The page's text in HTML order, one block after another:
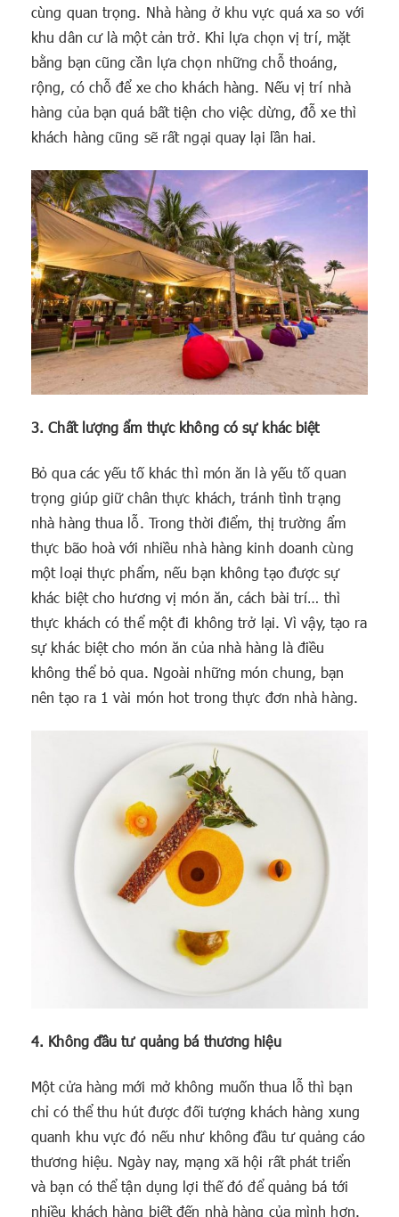
cùng quan trọng. Nhà hàng ở khu vực quá xa so với
khu dân cư là một cản trở. Khi lựa chọn vị trí, mặt
bằng bạn cũng cần lựa chọn những chỗ thoáng,
rộng, có chỗ để xe cho khách hàng. Nếu vị trí nhà
hàng của bạn quá bất tiện cho việc dừng, đỗ xe thì
khách hàng cũng sẽ rất ngại quay lại lần hai.
3. Chất lượng ẩm thực không có sự khác biệt
Bỏ qua các yếu tố khác thì món ăn là yếu tố quan
trọng giúp giữ chân thực khách, tránh tình trạng
nhà hàng thua lỗ. Trong thời điểm, thị trường ẩm
thực bão hoà với nhiều nhà hàng kinh doanh cùng
một loại thực phẩm, nếu bạn không tạo được sự
khác biệt cho hương vị món ăn, cách bài trí… thì
thực khách có thể một đi không trở lại. Vì vậy, tạo ra
sự khác biệt cho món ăn của nhà hàng là điều
không thể bỏ qua. Ngoài những món chung, bạn
nên tạo ra 1 vài món hot trong thực đơn nhà hàng.
4. Không đầu tư quảng bá thương hiệu
Một cửa hàng mới mở không muốn thua lỗ thì bạn
chỉ có thể thu hút được đối tượng khách hàng xung
quanh khu vực đó nếu như không đầu tư quảng cáo
thương hiệu. Ngày nay, mạng xã hội rất phát triển
và bạn có thể tận dụng lợi thế đó để quảng bá tới
nhiều khách hàng biết đến nhà hàng của mình hơn.